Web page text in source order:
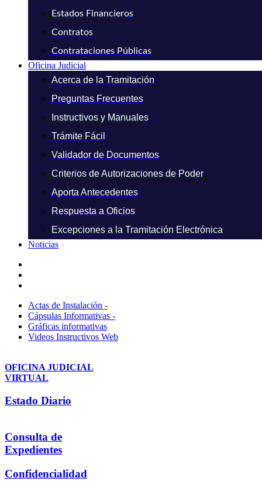
Estados Financieros
Contratos
Contrataciones Públicas
Oficina Judicial
Acerca de la Tramitación
Preguntas Frecuentes
Instructivos y Manuales
Trámite Fácil
Validador de Documentos
Criterios de Autorizaciones de Poder
Aporta Antecedentes
Respuesta a Oficios
Excepciones a la Tramitación Electrónica
Noticias
Actas de Instalación -
Cápsulas Informativas -
Gráficas informativas
Videos Instructivos Web
OFICINA JUDICIAL
VIRTUAL
Estado Diario
Consulta de
Expedientes
Confidencialidad